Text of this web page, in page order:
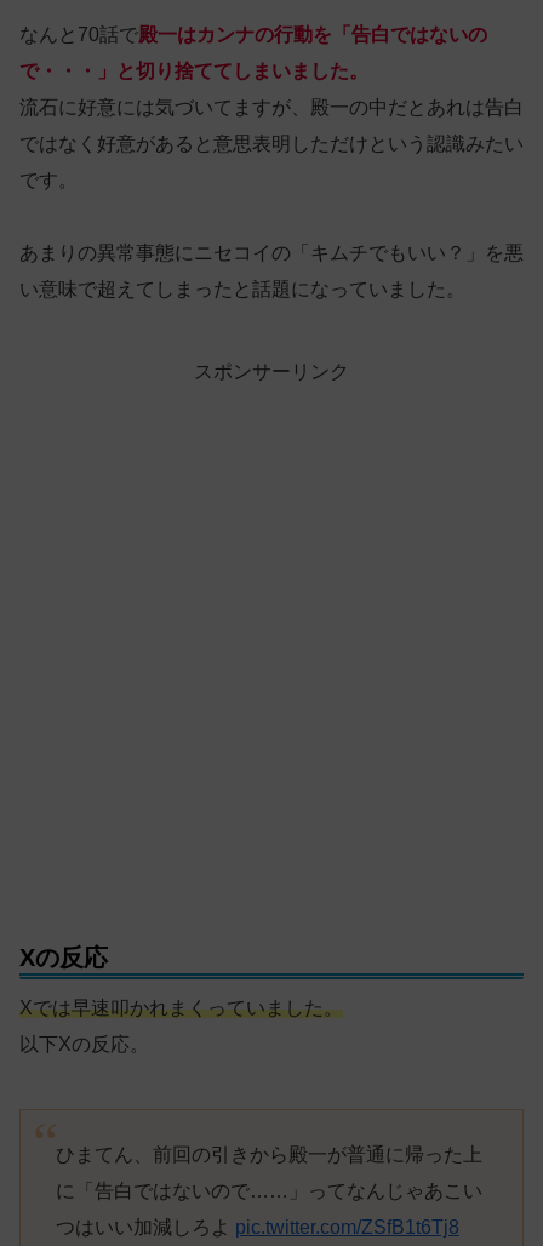
なんと70話で殿一はカンナの行動を「告白ではないの
で・・・」と切り捨ててしまいました。
流石に好意には気づいてますが、殿一の中だとあれは告白
ではなく好意があると意思表明しただけという認識みたい
です。
あまりの異常事態にニセコイの「キムチでもいい？」を悪
い意味で超えてしまったと話題になっていました。
スポンサーリンク
Xの反応
Xでは早速叩かれまくっていました。
以下Xの反応。
ひまてん、前回の引きから殿一が普通に帰った上
に「告白ではないので……」ってなんじゃあこい
つはいい加減しろよ pic.twitter.com/ZSfB1t6Tj8